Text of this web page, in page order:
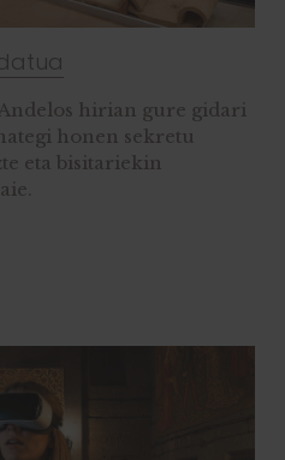
hirian gure gidari
honen sekretu
eta bisitariekin